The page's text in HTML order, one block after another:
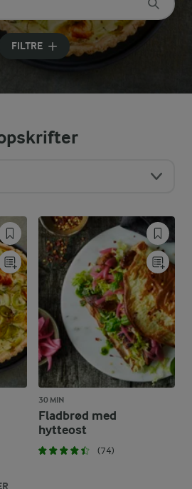
FILTRE
30 MIN
Fladbrød med
hytteost
(74)